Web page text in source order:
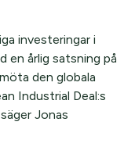
investeringar i
en årlig satsning på
den globala
Industrial Deal:s
Jonas